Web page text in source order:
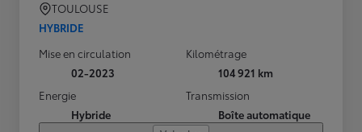
TOULOUSE
HYBRIDE
Mise en circulation
02-2023
Kilométrage
104 921 km
Energie
Hybride
Transmission
Boîte automatique